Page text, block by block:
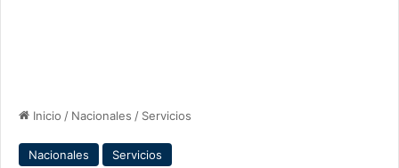
Inicio / Nacionales / Servicios
Nacionales Servicios